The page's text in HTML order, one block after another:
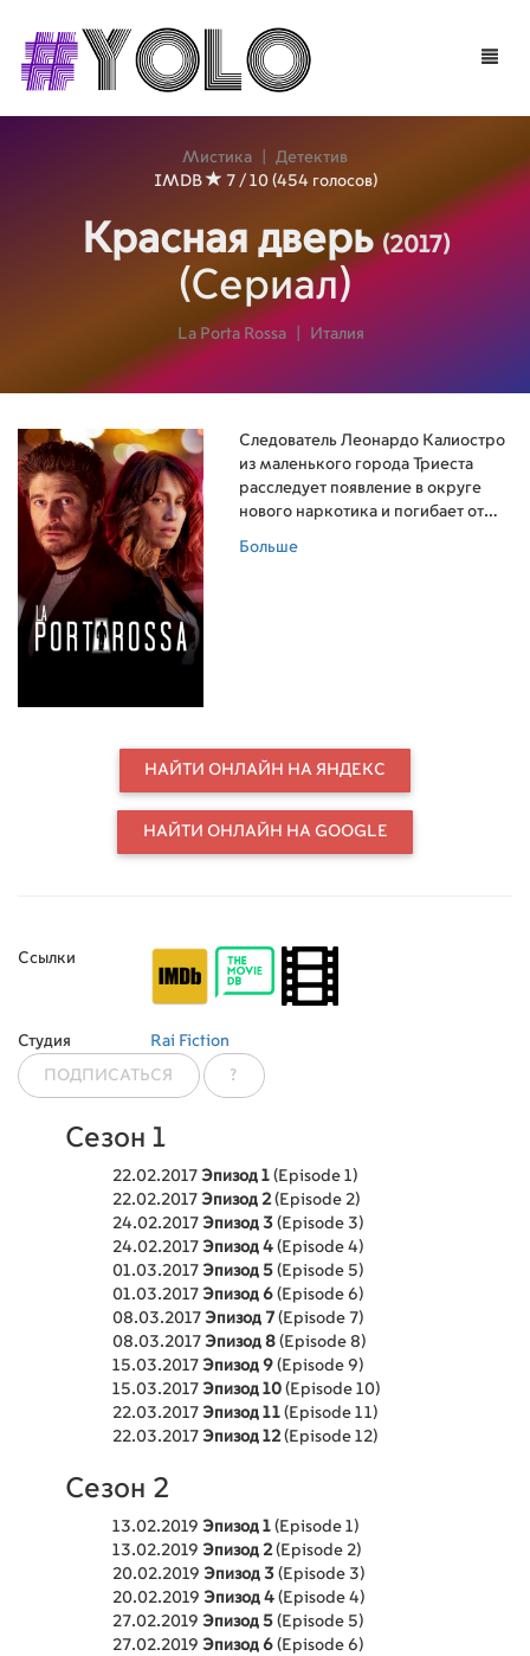
Toggle
Мистика
Детектив
IMDB
7 / 10 (454 голосов)
Красная дверь(2017)
(Сериал)
La Porta Rossa Италия
Следователь Леонардо Калиостро
из маленького города Триеста
расследует появление в округе
нового наркотика и погибает от
Больше
НАЙТИ ОНЛАЙН НА ЯНДЕКС
НАЙТИ ОНЛАЙН НА GOOGLE
Ссылки
Студия Rai Fiction
ПОДПИСАТЬСЯ ?
Сезон 1
22.02.2017 Эпизод 1 (Episode 1)
22.02.2017 Эпизод 2(Episode 2)
24.02.2017 Эпизод 3 (Episode 3)
24.02.2017 Эпизод 4 (Episode 4)
01.03.2017 Эпизод 5 (Episode 5)
01.03.2017 Эпизод 6 (Episode 6)
08.03.2017 Эпизод 7 (Episode 7)
08.03.2017 Эпизод 8 (Episode 8)
15.03.2017 Эпизод 9 (Episode 9)
15.03.2017 Эпизод 10 (Episode 10)
22.03.2017 Эпизод 11 (Episode 11)
22.03.2017 Эпизод 12(Episode 12)
Сезон 2
13.02.2019 Эпизод 1 (Episode 1)
13.02.2019 Эпизод 2(Episode 2)
20.02.2019 Эпизод 3 (Episode 3)
20.02.2019 Эпизод 4 (Episode 4)
27.02.2019 Эпизод 5 (Episode 5)
27.02.2019 Эпизод 6 (Episode 6)